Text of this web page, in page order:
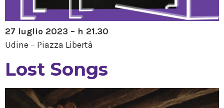
27 luglio 2023 – h 21.30
Udine – Piazza Libertà
Lost Songs